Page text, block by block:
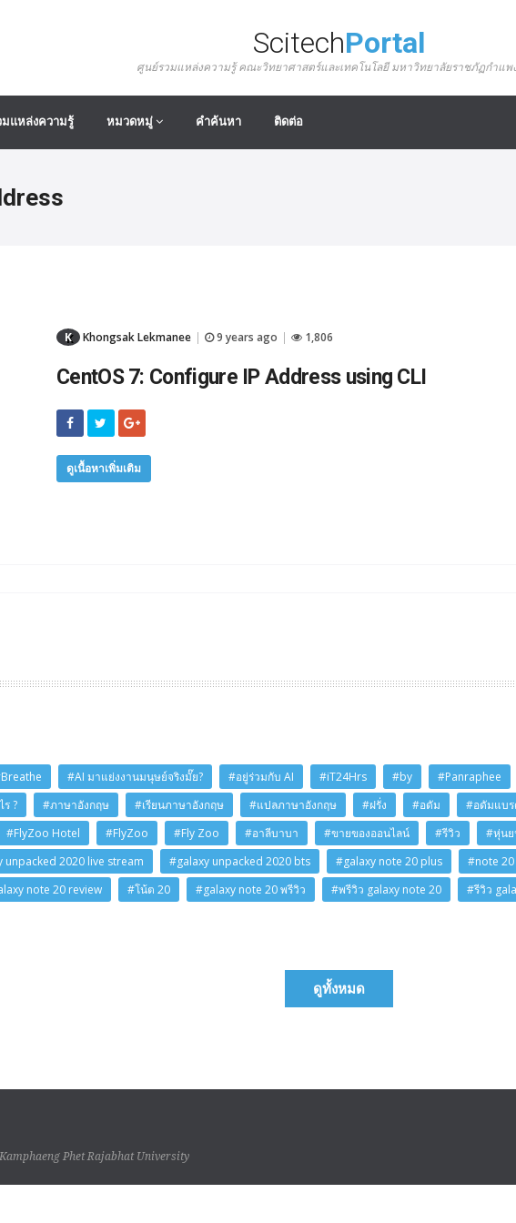
ScitechPortal
ศูนย์รวมแหล่งความรู้ คณะวิทยาศาสตร์และเทคโนโลยี มหาวิทยาลัยราชภัฏกำแพ
แหล่งความรู้ หมวดหมู่ คำค้นหา ติดต่อ
K Khongsak Lekmanee 9 years ago 1,806
CentOS 7: Configure IP Address using CLI
ดูเนื้อหาเพิ่มเติม
#AI มาแย่งงานมนุษย์จริงมั๊ย? #อยู่ร่วมกับ AI #iT24Hrs #by #Panraphee
? #ภาษาอังกฤษ #เรียนภาษาอังกฤษ #แปลภาษาอังกฤษ #ฝรั่ง #อดัม #อดัมแบ
#FlyZoo Hotel #FlyZoo #Fly Zoo #อาลีบาบา #ขายของออนไลน์ #รีวิว #หุ่น
unpacked 2020 live stream #galaxy unpacked 2020 bts #galaxy note 20 plus #note
note 20 review #โน้ต 20 #galaxy note 20 พรีวิว #พรีวิว galaxy note 20 #รีวิว
ดูทั้งหมด
Phet Rajabhat University